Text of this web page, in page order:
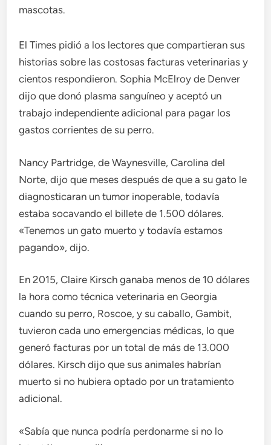
mascotas.
El Times pidió a los lectores que compartieran sus
historias sobre las costosas facturas veterinarias y
cientos respondieron. Sophia McElroy de Denver
dijo que donó plasma sanguíneo y aceptó un
trabajo independiente adicional para pagar los
gastos corrientes de su perro.
Nancy Partridge, de Waynesville, Carolina del
Norte, dijo que meses después de que a su gato le
diagnosticaran un tumor inoperable, todavía
estaba socavando el billete de 1.500 dólares.
«Tenemos un gato muerto y todavía estamos
pagando», dijo.
En 2015, Claire Kirsch ganaba menos de 10 dólares
la hora como técnica veterinaria en Georgia
cuando su perro, Roscoe, y su caballo, Gambit,
tuvieron cada uno emergencias médicas, lo que
generó facturas por un total de más de 13.000
dólares. Kirsch dijo que sus animales habrían
muerto si no hubiera optado por un tratamiento
adicional.
«Sabía que nunca podría perdonarme si no lo